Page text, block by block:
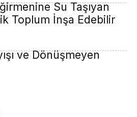
Su Taşıyan
Toplum İnşa Edebilir
ve Dönüşmeyen